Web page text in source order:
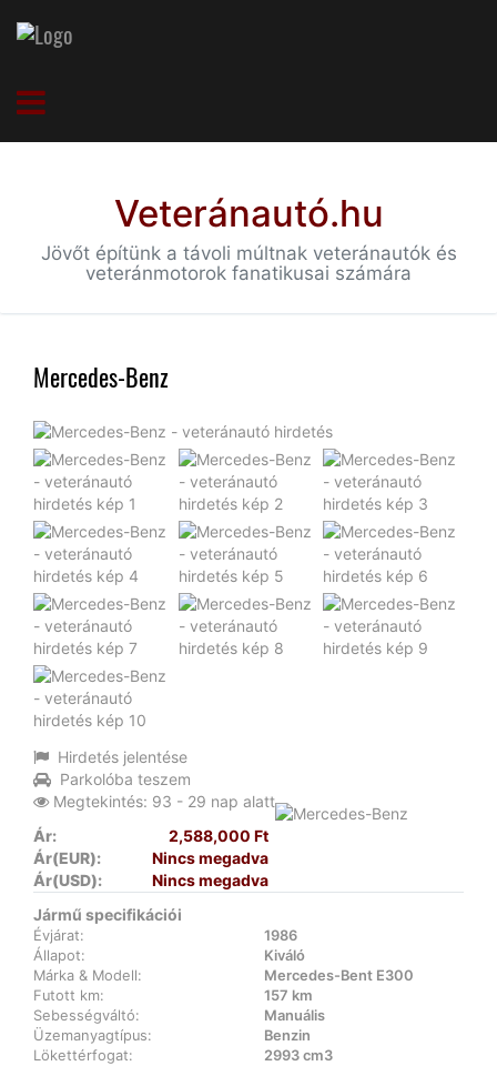
Veteránautó.hu
Jövőt építünk a távoli múltnak veteránautók és
veteránmotorok fanatikusai számára
Mercedes-Benz
Hirdetés jelentése
Parkolóba teszem
Megtekintés: 93 - 29 nap alatt
Ár:
2,588,000 Ft
Ár(EUR):
Nincs megadva
Ár(USD):
Nincs megadva
Jármű specifikációi
Évjárat:
1986
Állapot:
Kiváló
Márka & Modell:
Mercedes-Bent E300
Futott km:
157 km
Sebességváltó:
Manuális
Üzemanyagtípus:
Benzin
Lökettérfogat:
2993 cm3